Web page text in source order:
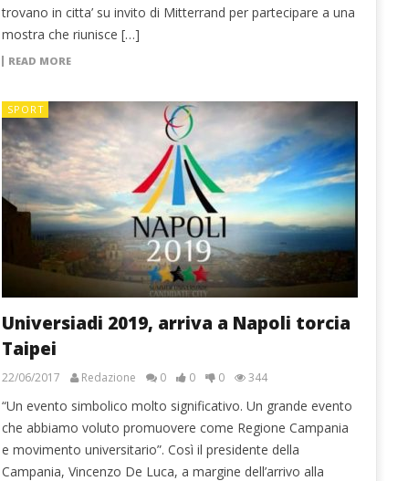
trovano in citta’ su invito di Mitterrand per partecipare a una
mostra che riunisce […]
READ MORE
SPORT
Universiadi 2019, arriva a Napoli torcia
Taipei
22/06/2017 Redazione 0 0 0 344
“Un evento simbolico molto significativo. Un grande evento
che abbiamo voluto promuovere come Regione Campania
e movimento universitario”. Così il presidente della
Campania, Vincenzo De Luca, a margine dell’arrivo alla